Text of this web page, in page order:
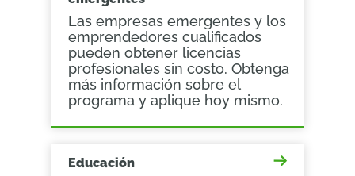
Las empresas emergentes y los
emprendedores cualificados
pueden obtener licencias
profesionales sin costo. Obtenga
más información sobre el
programa y aplique hoy mismo.
Educación